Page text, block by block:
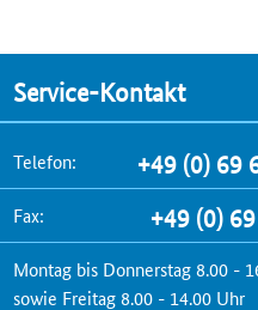
Service-Kontakt
Telefon: +49 (0) 69
Fax: +49 (0)
Montag bis Donnerstag 8.00 -
sowie Freitag 8.00 - 14.00 Uhr